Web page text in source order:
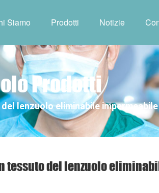
Siamo Prodotti Notizie
Prodotti
lenzuolo eliminabile
tessuto del lenzuolo